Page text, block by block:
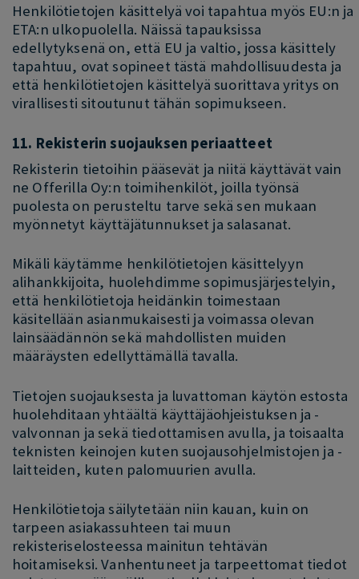
Henkilötietojen käsittelyä voi tapahtua myös EU:n ja
ETA:n ulkopuolella. Näissä tapauksissa
edellytyksenä on, että EU ja valtio, jossa käsittely
tapahtuu, ovat sopineet tästä mahdollisuudesta ja
että henkilötietojen käsittelyä suorittava yritys on
virallisesti sitoutunut tähän sopimukseen.
11. Rekisterin suojauksen periaatteet
Rekisterin tietoihin pääsevät ja niitä käyttävät vain
ne Offerilla Oy:n toimihenkilöt, joilla työnsä
puolesta on perusteltu tarve sekä sen mukaan
myönnetyt käyttäjätunnukset ja salasanat.
Mikäli käytämme henkilötietojen käsittelyyn
alihankkijoita, huolehdimme sopimusjärjestelyin,
että henkilötietoja heidänkin toimestaan
käsitellään asianmukaisesti ja voimassa olevan
lainsäädännön sekä mahdollisten muiden
määräysten edellyttämällä tavalla.
Tietojen suojauksesta ja luvattoman käytön estosta
huolehditaan yhtäältä käyttäjäohjeistuksen ja -
valvonnan ja sekä tiedottamisen avulla, ja toisaalta
teknisten keinojen kuten suojausohjelmistojen ja -
laitteiden, kuten palomuurien avulla.
Henkilötietoja säilytetään niin kauan, kuin on
tarpeen asiakassuhteen tai muun
rekisteriselosteessa mainitun tehtävän
hoitamiseksi. Vanhentuneet ja tarpeettomat tiedot